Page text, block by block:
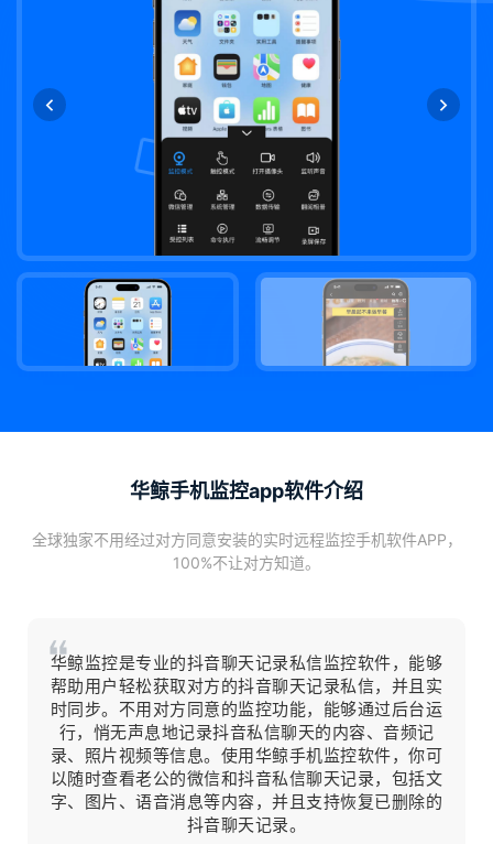
华鲸手机监控app软件介绍
全球独家不用经过对方同意安装的实时远程监控手机软件APP，
100%不让对方知道。
华鲸监控是专业的抖音聊天记录私信监控软件，能够
帮助用户轻松获取对方的抖音聊天记录私信，并且实
时同步。 不用对方同意的监控功能，能够通过后台运
行，悄无声息地记录抖音私信聊天的内容、音频记
录、照片视频等信息。使用华鲸手机监控软件，你可
以随时查看老公的微信和抖音私信聊天记录，包括文
字、图片、语音消息等内容，并且支持恢复已删除的
抖音聊天记录。